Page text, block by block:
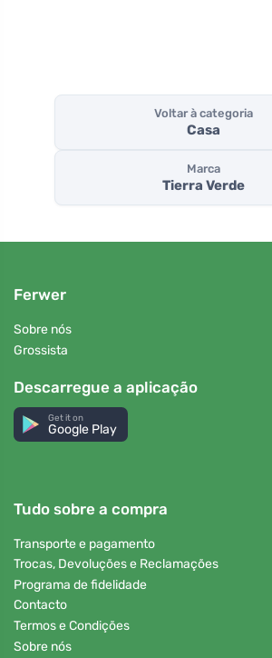
Voltar à categoria
Casa
Marca
Tierra Verde
Ferwer
Sobre nós
Grossista
Descarregue a aplicação
Get it on
Google Play
Tudo sobre a compra
Transporte e pagamento
Trocas, Devoluções e Reclamações
Programa de fidelidade
Contacto
Termos e Condições
Sobre nós